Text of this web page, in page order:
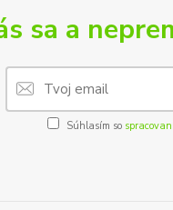
sa a
Súhlasím so